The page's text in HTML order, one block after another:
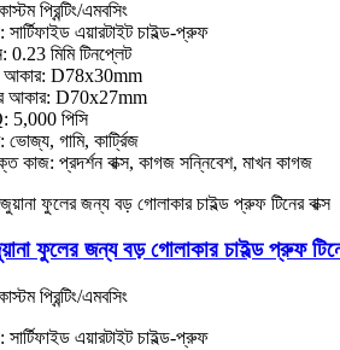
প্রিন্টিং/এমবসিং
সার্টিফাইড এয়ারটাইট চাইল্ড-প্রুফ
0.23 মিমি টিনপ্লেট
আকার: D78x30mm
আকার: D70x27mm
5,000 পিসি
ভোজ্য, গামি, কার্ট্রিজ
কাজ: প্রদর্শন বাক্স, কাগজ সন্নিবেশ, মাখন কাগজ
ফুলের জন্য বড় গোলাকার চাইল্ড প্রুফ
প্রিন্টিং/এমবসিং
সার্টিফাইড এয়ারটাইট চাইল্ড-প্রুফ